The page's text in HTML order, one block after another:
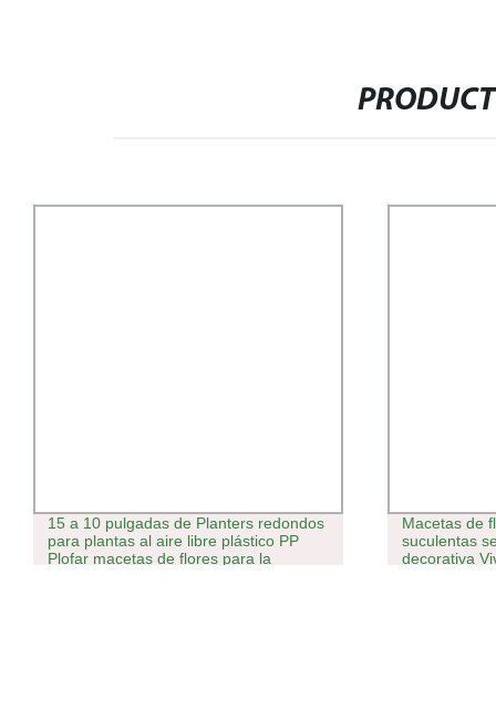
15 a 10 pulgadas de Planters redondos
para plantas al aire libre plástico PP
Plofar macetas de flores para la
Macetas de
suculentas
decorativa